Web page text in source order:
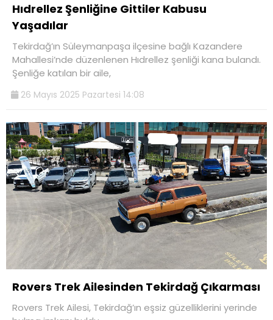
Hıdrellez Şenliğine Gittiler Kabusu
Yaşadılar
Tekirdağ’ın Süleymanpaşa ilçesine bağlı Kazandere
Mahallesi’nde düzenlenen Hıdrellez şenliği kana bulandı.
Şenliğe katılan bir aile,
26 Mayıs 2025 Pazartesi 14:08
Rovers Trek Ailesinden Tekirdağ Çıkarması
Rovers Trek Ailesi, Tekirdağ’ın eşsiz güzelliklerini yerinde